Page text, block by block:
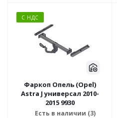
С НДС
Фаркоп Опель (Opel)
Astra J универсал 2010-
2015 9930
Есть в наличии (3)